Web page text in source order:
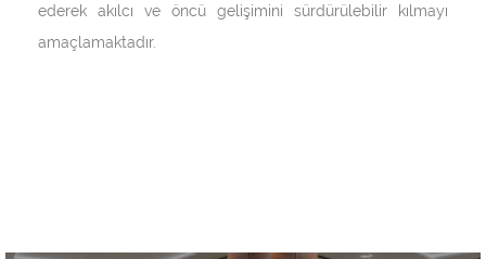
ederek akılcı ve öncü gelişimini sürdürülebilir kılmayı
amaçlamaktadır.